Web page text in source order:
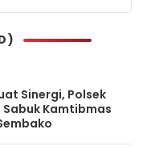
Sinergi, Polsek
Kamtibmas